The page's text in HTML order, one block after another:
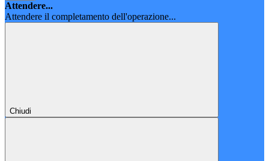
Attendere...
Attendere il completamento dell'operazione...
Chiudi